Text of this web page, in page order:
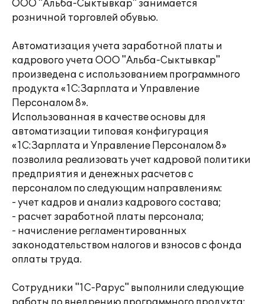
ООО "Альба-Сыктывкар" занимается
розничной торговлей обувью.
Автоматизация учета заработной платы и
кадрового учета ООО "Альба-Сыктывкар"
произведена с использованием программного
продукта «1С:Зарплата и Управление
Персоналом 8».
Использованная в качестве основы для
автоматизации типовая конфигурация
«1С:Зарплата и Управление Персоналом 8»
позволила реализовать учет кадровой политики
предприятия и денежных расчетов с
персоналом по следующим направлениям:
- учет кадров и анализ кадрового состава;
- расчет заработной платы персонала;
- начисление регламентированных
законодательством налогов и взносов с фонда
оплаты труда.
Сотрудники "1С-Рарус" выполнили следующие